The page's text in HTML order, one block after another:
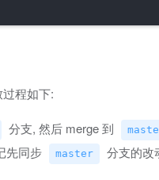
程如下:
分支, 然后 merge 到
先同步 master 分支的改